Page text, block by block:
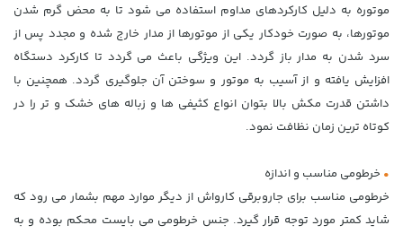
موتوره به دلیل کارکردهای مداوم استفاده می شود تا به محض گرم شدن
موتورها، به صورت خودکار یکی از موتورها از مدار خارج شده و مجدد پس از
سرد شدن به مدار باز گردد. این ویژگی باعث می گردد تا کارکرد دستگاه
افزایش یافته و از آسیب به موتور و سوختن آن جلوگیری گردد. همچنین با
داشتن قدرت مکش بالا بتوان انواع کثیفی ها و زباله های خشک و تر را در
کوتاه ترین زمان نظافت نمود.
• خرطومی مناسب و اندازه
خرطومی مناسب برای جاروبرقی کارواش از دیگر موارد مهم بشمار می رود که
شاید کمتر مورد توجه قرار گیرد. جنس خرطومی می بایست محکم بوده و به